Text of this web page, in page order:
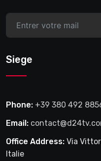
Siege
Phone: +39 380 492
Email:
Office Address: Via
Italie